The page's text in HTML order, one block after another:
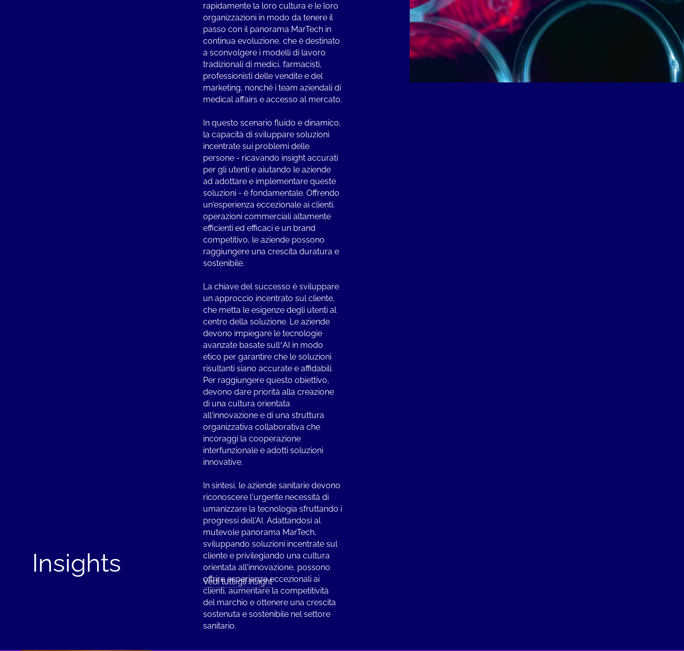
rapidamente la loro cultura e le loro
organizzazioni in modo da tenere il
passo con il panorama MarTech in
continua evoluzione, che è destinato
a sconvolgere i modelli di lavoro
tradizionali di medici, farmacisti,
professionisti delle vendite e del
marketing, nonché i team aziendali di
medical affairs e accesso al mercato.
In questo scenario fluido e dinamico,
la capacità di sviluppare soluzioni
incentrate sui problemi delle
persone - ricavando insight accurati
per gli utenti e aiutando le aziende
ad adottare e implementare queste
soluzioni - è fondamentale. Offrendo
un'esperienza eccezionale ai clienti,
operazioni commerciali altamente
efficienti ed efficaci e un brand
competitivo, le aziende possono
raggiungere una crescita duratura e
sostenibile.
La chiave del successo è sviluppare
un approccio incentrato sul cliente,
che metta le esigenze degli utenti al
centro della soluzione. Le aziende
devono impiegare le tecnologie
avanzate basate sull’AI in modo
etico per garantire che le soluzioni
risultanti siano accurate e affidabili.
Per raggiungere questo obiettivo,
devono dare priorità alla creazione
di una cultura orientata
all'innovazione e di una struttura
organizzativa collaborativa che
incoraggi la cooperazione
interfunzionale e adotti soluzioni
innovative.
In sintesi, le aziende sanitarie devono
riconoscere l'urgente necessità di
umanizzare la tecnologia sfruttando i
progressi dell'AI. Adattandosi al
mutevole panorama MarTech,
sviluppando soluzioni incentrate sul
cliente e privilegiando una cultura
orientata all'innovazione, possono
offrire esperienze eccezionali ai
clienti, aumentare la competitività
del marchio e ottenere una crescita
sostenuta e sostenibile nel settore
sanitario.
Insights
Vedi tutti gli insight